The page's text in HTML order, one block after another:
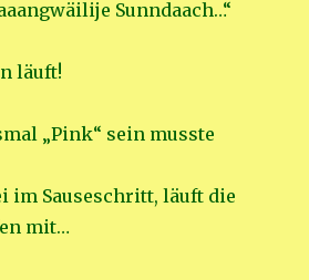
Sunndaach…“
läuft!
„Pink“ sein musste
im Sauseschritt, läuft die
mit…